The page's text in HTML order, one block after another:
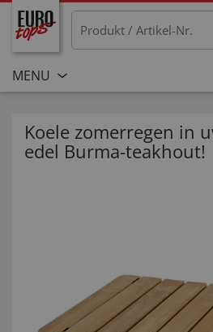
MENU
Koele zomerregen in
edel Burma-teakhout!